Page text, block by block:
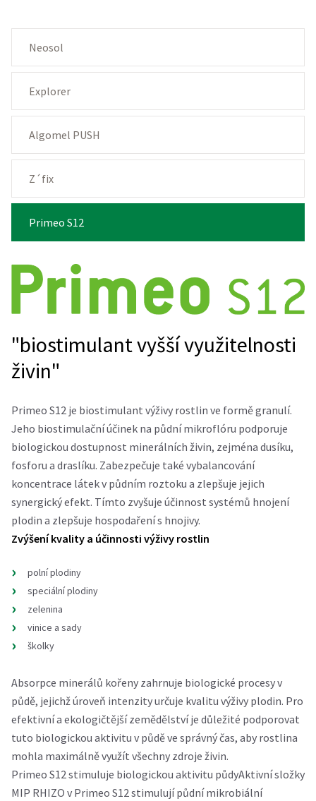
Neosol
Explorer
Algomel PUSH
Z´fix
Primeo S12
"biostimulant vyšší využitelnosti
živin"
Primeo S12 je biostimulant výživy rostlin ve formě granulí.
Jeho biostimulační účinek na půdní mikroflóru podporuje
biologickou dostupnost minerálních živin, zejména dusíku,
fosforu a draslíku. Zabezpečuje také vybalancování
koncentrace látek v půdním roztoku a zlepšuje jejich
synergický efekt. Tímto zvyšuje účinnost systémů hnojení
plodin a zlepšuje hospodaření s hnojivy.
Zvýšení kvality a účinnosti výživy rostlin
polní plodiny
speciální plodiny
zelenina
vinice a sady
školky
Absorpce minerálů kořeny zahrnuje biologické procesy v
půdě, jejichž úroveň intenzity určuje kvalitu výživy plodin. Pro
efektivní a ekologičtější zemědělství je důležité podporovat
tuto biologickou aktivitu v půdě ve správný čas, aby rostlina
mohla maximálně využít všechny zdroje živin.
Primeo S12 stimuluje biologickou aktivitu půdyAktivní složky
MIP RHIZO v Primeo S12 stimulují půdní mikrobiální